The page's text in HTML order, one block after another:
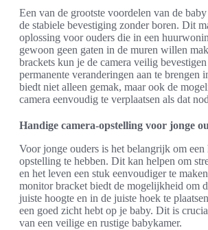
Een van de grootste voordelen van de
de stabiele bevestiging zonder boren. Dit
oplossing voor ouders die in een
gewoon geen gaten in de muren willen
brackets kun je de camera veilig
permanente veranderingen aan te brengen
biedt niet alleen gemak, maar ook de
camera eenvoudig te verplaatsen als dat
Handige camera-opstelling voor jonge
Voor jonge ouders is het belangrijk om een
opstelling te hebben. Dit kan helpen om
en het leven een stuk eenvoudiger te
monitor bracket biedt de mogelijkheid om
juiste hoogte en in de juiste hoek te
een goed zicht hebt op je baby. Dit is
van een veilige en rustige babykamer.